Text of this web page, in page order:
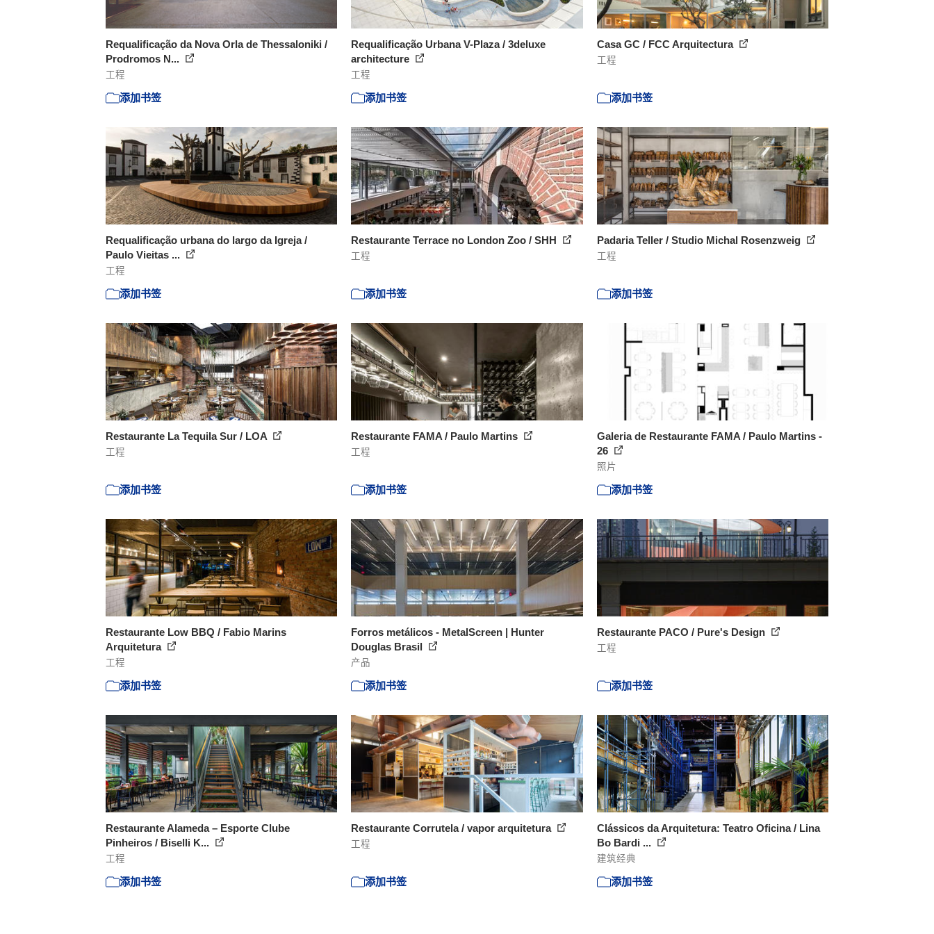
Requalificação da Nova Orla de Thessaloniki /
Prodromos N...
工程
添加书签
Requalificação Urbana V-Plaza / 3deluxe
architecture
工程
添加书签
Casa GC / FCC Arquitectura
工程
添加书签
Requalificação urbana do largo da Igreja /
Paulo Vieitas ...
工程
添加书签
Restaurante Terrace no London Zoo / SHH
工程
添加书签
Padaria Teller / Studio Michal Rosenzweig
工程
添加书签
Restaurante La Tequila Sur / LOA
工程
添加书签
Restaurante FAMA / Paulo Martins
工程
添加书签
Galeria de Restaurante FAMA / Paulo Martins -
26
照片
添加书签
Restaurante Low BBQ / Fabio Marins
Arquitetura
工程
添加书签
Forros metálicos - MetalScreen | Hunter
Douglas Brasil
产品
添加书签
Restaurante PACO / Pure's Design
工程
添加书签
Restaurante Alameda – Esporte Clube
Pinheiros / Biselli K...
工程
添加书签
Restaurante Corrutela / vapor arquitetura
工程
添加书签
Clássicos da Arquitetura: Teatro Oficina / Lina
Bo Bardi ...
建筑经典
添加书签